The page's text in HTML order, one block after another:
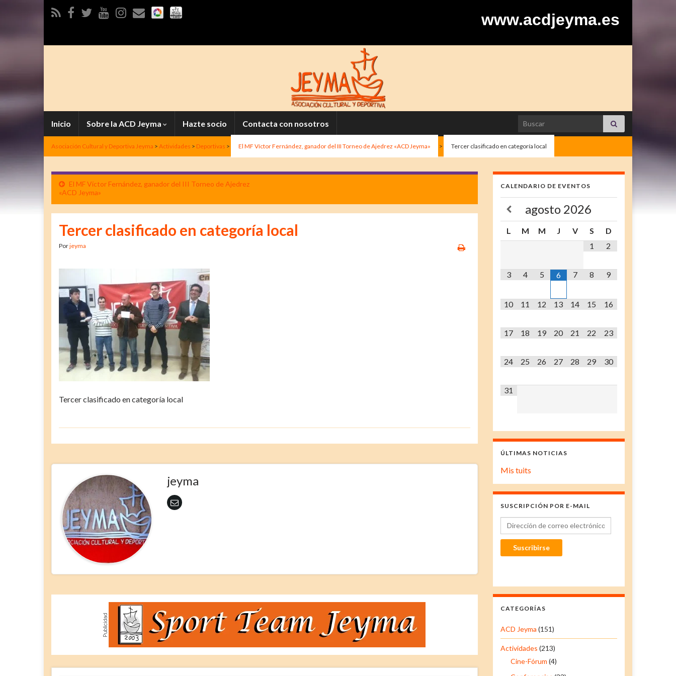
www.acdjeyma.es
Inicio Sobre la ACD Jeyma Hazte socio Contacta con nosotros Search for:
Asociación Cultural y Deportiva Jeyma > Actividades > Deportivas > El MF Víctor Fernández, ganador del III Torneo de Ajedrez «ACD Jeyma» > Tercer clasificado en categoría local
El MF Víctor Fernández, ganador del III Torneo de Ajedrez
«ACD Jeyma»
Tercer clasificado en categoría local
Porjeyma
Tercer clasificado en categoría local
jeyma
CALENDARIO DE EVENTOS
agosto 2026
L M M J V S
D
1
2
3 4 5 6 7 8 9
10 11 12 13 14 15 16
17 18 19 20 21 22 23
24 25 26 27 28 29 30
31
ÚLTIMAS NOTICIAS
Mis tuits
SUSCRIPCIÓN POR E-MAIL
Dirección de correo electrónico
Suscribirse
CATEGORÍAS
ACD Jeyma (151)
Actividades (213)
Cine-Fórum (4)